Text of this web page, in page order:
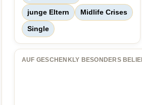
junge Eltern Midlife Crises
Single
AUF GESCHENKLY BESONDERS